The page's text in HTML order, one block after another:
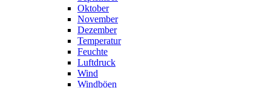
Oktober
November
Dezember
Temperatur
Feuchte
Luftdruck
Wind
Windböen